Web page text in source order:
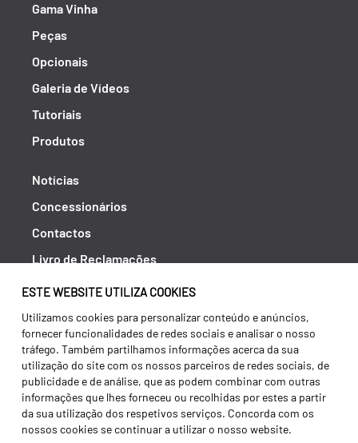
ESTE WEBSITE UTILIZA COOKIES
Utilizamos cookies para personalizar conteúdo e anúncios,
fornecer funcionalidades de redes sociais e analisar o nosso
tráfego. Também partilhamos informações acerca da sua
utilização do site com os nossos parceiros de redes sociais, de
publicidade e de análise, que as podem combinar com outras
informações que lhes forneceu ou recolhidas por estes a partir
da sua utilização dos respetivos serviços. Concorda com os
nossos cookies se continuar a utilizar o nosso website.
Gama Vinha
Peças
Opcionais
Galeria de Vídeos
Tutoriais
Produtos
Notícias
Concessionários
Contactos
Livro de Reclamações
Política de Privacidade
Canal de Denúncias (RGPC)
Termos e condições